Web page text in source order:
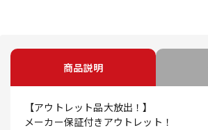
商品説明
【アウトレット品大放出！】
メーカー保証付きアウトレット！